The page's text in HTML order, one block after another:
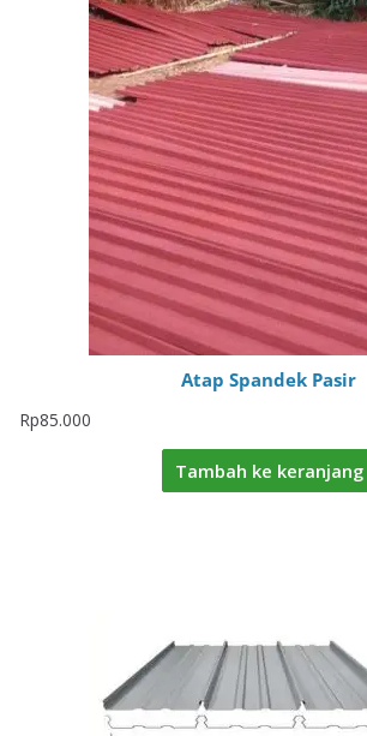
Atap Spandek Pasir
Rp85.000
Tambah ke keranjang